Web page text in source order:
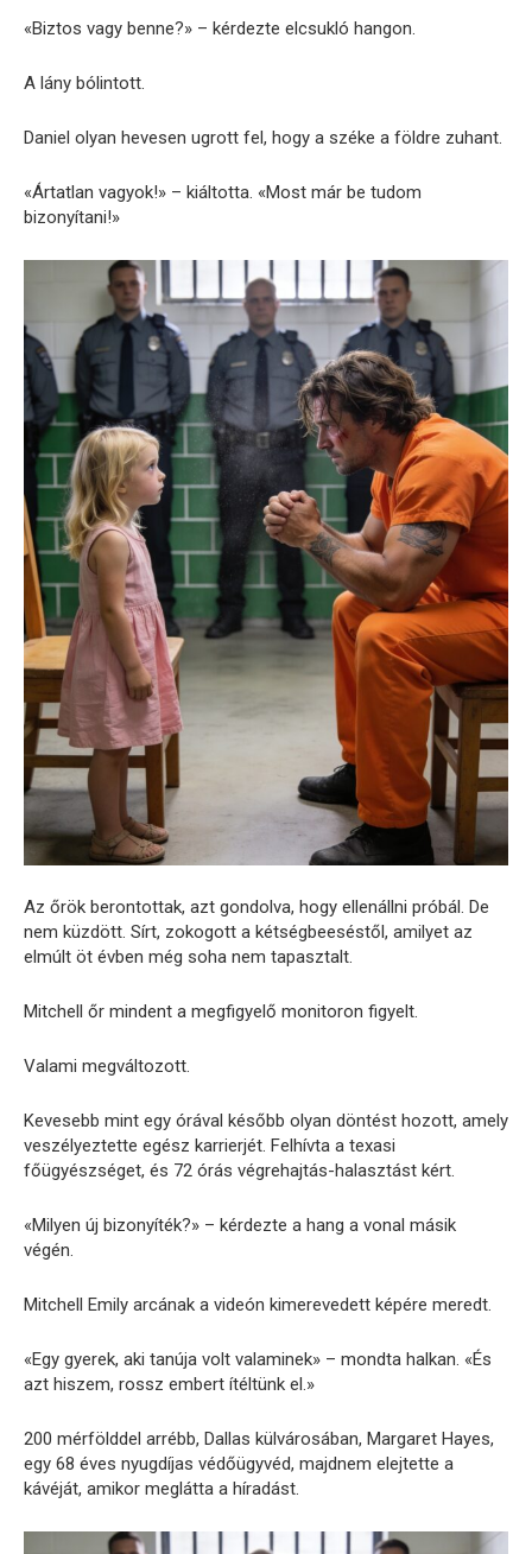
«Biztos vagy benne?» – kérdezte elcsukló hangon.
A lány bólintott.
Daniel olyan hevesen ugrott fel, hogy a széke a földre zuhant.
«Ártatlan vagyok!» – kiáltotta. «Most már be tudom
bizonyítani!»
Az őrök berontottak, azt gondolva, hogy ellenállni próbál. De
nem küzdött. Sírt, zokogott a kétségbeeséstől, amilyet az
elmúlt öt évben még soha nem tapasztalt.
Mitchell őr mindent a megfigyelő monitoron figyelt.
Valami megváltozott.
Kevesebb mint egy órával később olyan döntést hozott, amely
veszélyeztette egész karrierjét. Felhívta a texasi
főügyészséget, és 72 órás végrehajtás-halasztást kért.
«Milyen új bizonyíték?» – kérdezte a hang a vonal másik
végén.
Mitchell Emily arcának a videón kimerevedett képére meredt.
«Egy gyerek, aki tanúja volt valaminek» – mondta halkan. «És
azt hiszem, rossz embert ítéltünk el.»
200 mérfölddel arrébb, Dallas külvárosában, Margaret Hayes,
egy 68 éves nyugdíjas védőügyvéd, majdnem elejtette a
kávéját, amikor meglátta a híradást.